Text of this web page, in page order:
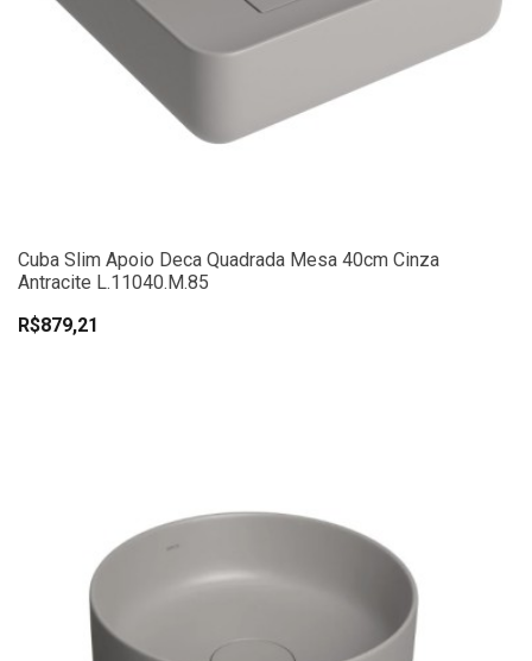
Cuba Slim Apoio Deca Quadrada Mesa 40cm Cinza
Antracite L.11040.M.85
R$879,21